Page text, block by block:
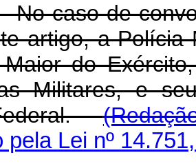
No caso de
artigo, a Polícia
do
Militares, e
pela Lei nº